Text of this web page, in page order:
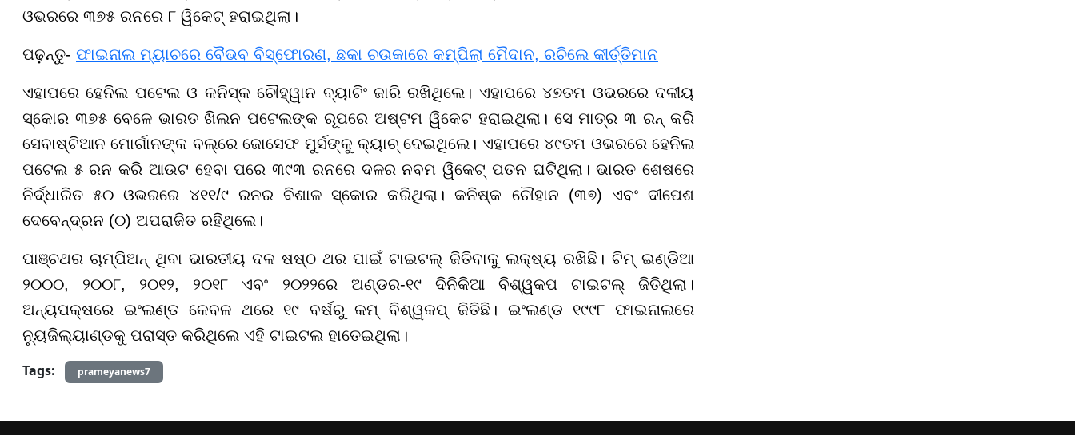
ଓଭରରେ ୩୭୫ ରନରେ ୮ ୱିକେଟ୍ ହରାଇଥିଲା।
ପଢ଼ନ୍ତୁ- ଫାଇନାଲ ମ୍ୟାଚରେ ବୈଭବ ବିସ୍ଫୋରଣ, ଛକା ଚଉକାରେ କମ୍ପିଲା ମୈଦାନ, ରଚିଲେ କୀର୍ତ୍ତିମାନ
ଏହାପରେ ହେନିଲ ପଟେଲ ଓ କନିସ୍କ ଚୌହ୍ୱାନ ବ୍ୟାଟିଂ ଜାରି ରଖିଥିଲେ। ଏହାପରେ୪୭ତମ ଓଭରରେ ଦଳୀୟ
ସ୍କୋର ୩୭୫ ବେଳେ ଭାରତ ଖିଲନ ପଟେଲଙ୍କ ରୂପରେ ଅଷ୍ଟମ ୱିକେଟ ହରାଇଥିଲା। ସେ ମାତ୍ର ୩ ରନ୍ କରି
ସେବାଷ୍ଟିଆନ ମୋର୍ଗାନଙ୍କ ବଲ୍‌ରେ ଜୋସେଫ ମୁର୍ସଙ୍କୁ କ୍ୟାଚ୍ ଦେଇଥିଲେ। ଏହାପରେ୪୯ତମ ଓଭରରେ ହେନିଲ
ପଟେଲ ୫ ରନ କରି ଆଉଟ ହେବା ପରେ ୩୯୩ ରନରେ ଦଳର ନବମ ୱିକେଟ୍ ପତନ ଘଟିଥିଲା। ଭାରତ ଶେଷରେ
ନିର୍ଦ୍ଧାରିତ ୫୦ ଓଭରରେ ୪୧୧/୯ ରନର ବିଶାଳ ସ୍କୋର କରିଥିଲା। କନିଷ୍କ ଚୌହାନ (୩୭) ଏବଂ ଦୀପେଶ
ଦେବେନ୍ଦ୍ରନ (୦) ଅପରାଜିତ ରହିଥିଲେ।
ପାଞ୍ଚଥର ଚାମ୍ପିଅନ୍ ଥିବା ଭାରତୀୟ ଦଳ ଷଷ୍ଠ ଥର ପାଇଁ ଟାଇଟଲ୍ ଜିତିବାକୁ ଲକ୍ଷ୍ୟ ରଖିଛି। ଟିମ୍ ଇଣ୍ଡିଆ
୨୦୦୦, ୨୦୦୮, ୨୦୧୨, ୨୦୧୮ ଏବଂ ୨୦୨୨ରେ ଅଣ୍ଡର-୧୯ ଦିନିକିଆ ବିଶ୍ୱକପ ଟାଇଟଲ୍ ଜିତିଥିଲା।
ଅନ୍ୟପକ୍ଷରେ ଇଂଲଣ୍ଡ କେବଳ ଥରେ ୧୯ ବର୍ଷରୁ କମ୍ ବିଶ୍ୱକପ୍ ଜିତିଛି। ଇଂଲଣ୍ଡ ୧୯୯୮ ଫାଇନାଲରେ
ନ୍ୟୁଜିଲ୍ୟାଣ୍ଡକୁ ପରାସ୍ତ କରିଥିଲେ ଏହି ଟାଇଟଲ ହାତେଇଥିଲା।
Tags:
prameyanews7